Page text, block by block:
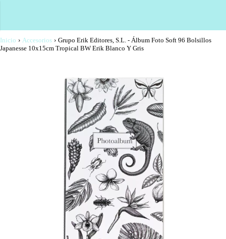
Inicio › Accesorios › Grupo Erik Editores, S.L. - Álbum Foto Soft 96 Bolsillos
Japanesse 10x15cm Tropical BW Erik Blanco Y Gris